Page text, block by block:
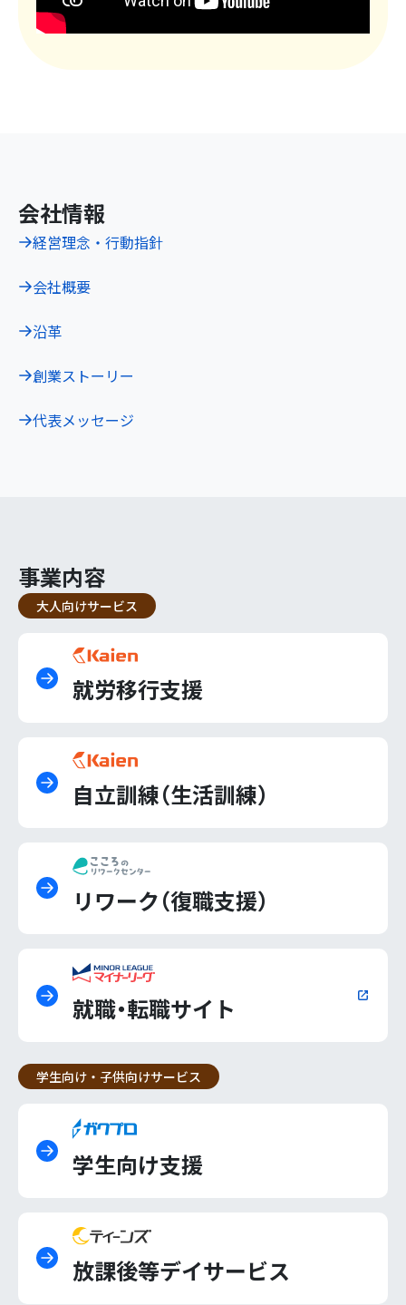
会社情報
経営理念・行動指針
会社概要
沿革
創業ストーリー
代表メッセージ
事業内容
大人向けサービス
就労移行支援
自立訓練（生活訓練）
リワーク（復職支援）
就職・転職サイト
学生向け・子供向けサービス
学生向け支援
放課後等デイサービス